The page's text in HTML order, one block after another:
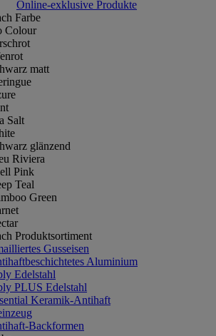
Online-exklusive Produkte
Farbe
Colour
matt
Salt
glänzend
Riviera
Pink
Teal
Green
Produktsortiment
Gusseisen
Aluminium
Edelstahl
PLUS Edelstahl
Keramik-Antihaft
Backformen